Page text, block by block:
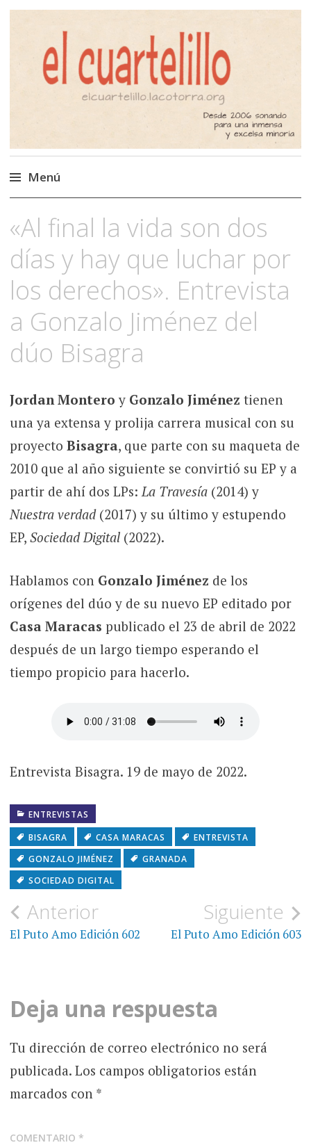
El Cuartelillo
Programa de radio de música
independiente. Podcast
Menú
al
«Al final la vida son dos
días y hay que luchar por
los derechos». Entrevista
a Gonzalo Jiménez del
dúo Bisagra
Jordan Montero y Gonzalo Jiménez tienen
una ya extensa y prolija carrera musical con su
proyecto Bisagra, que parte con su maqueta de
2010 que al año siguiente se convirtió su EP y a
partir de ahí dos LPs:La Travesía(2014) y
Nuestra verdad(2017) y su último y estupendo
EP, Sociedad Digital(2022).
Hablamos con Gonzalo Jiménez de los
orígenes del dúo y de su nuevo EP editado por
Casa Maracas publicado el 23 de abril de 2022
después de un largo tiempo esperando el
tiempo propicio para hacerlo.
Entrevista Bisagra. 19 de mayo de 2022.
ENTREVISTAS
BISAGRA
CASA MARACAS
ENTREVISTA
GONZALO JIMÉNEZ
GRANADA
SOCIEDAD DIGITAL
Navegación
de
Anterior
El Puto Amo Edición 602
Siguiente
El Puto Amo Edición 603
Deja una respuesta
Tu dirección de correo electrónico no será
publicada. Los campos obligatorios están
marcados con *
COMENTARIO *